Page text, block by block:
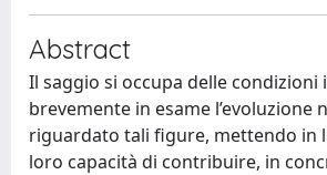
Abstract
Il saggio si occupa delle
brevemente in esame
riguardato tali figure, mettendo in
loro capacità di contribuire, in